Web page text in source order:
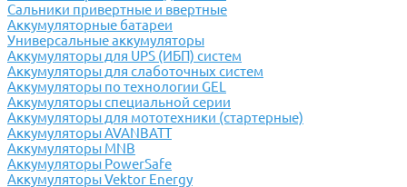
Сальники привертные и ввертные
Аккумуляторные батареи
Универсальные аккумуляторы
Аккумуляторы для UPS (ИБП) систем
Аккумуляторы для слаботочных систем
Аккумуляторы по технологии GEL
Аккумуляторы специальной серии
Аккумуляторы для мототехники (стартерные)
Аккумуляторы AVANBATT
Аккумуляторы MNB
Аккумуляторы PowerSafe
Аккумуляторы Vektor Energy